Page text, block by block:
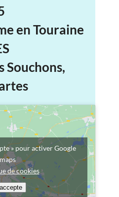
en Touraine
Souchons,
» pour activer Google
maps
de cookies